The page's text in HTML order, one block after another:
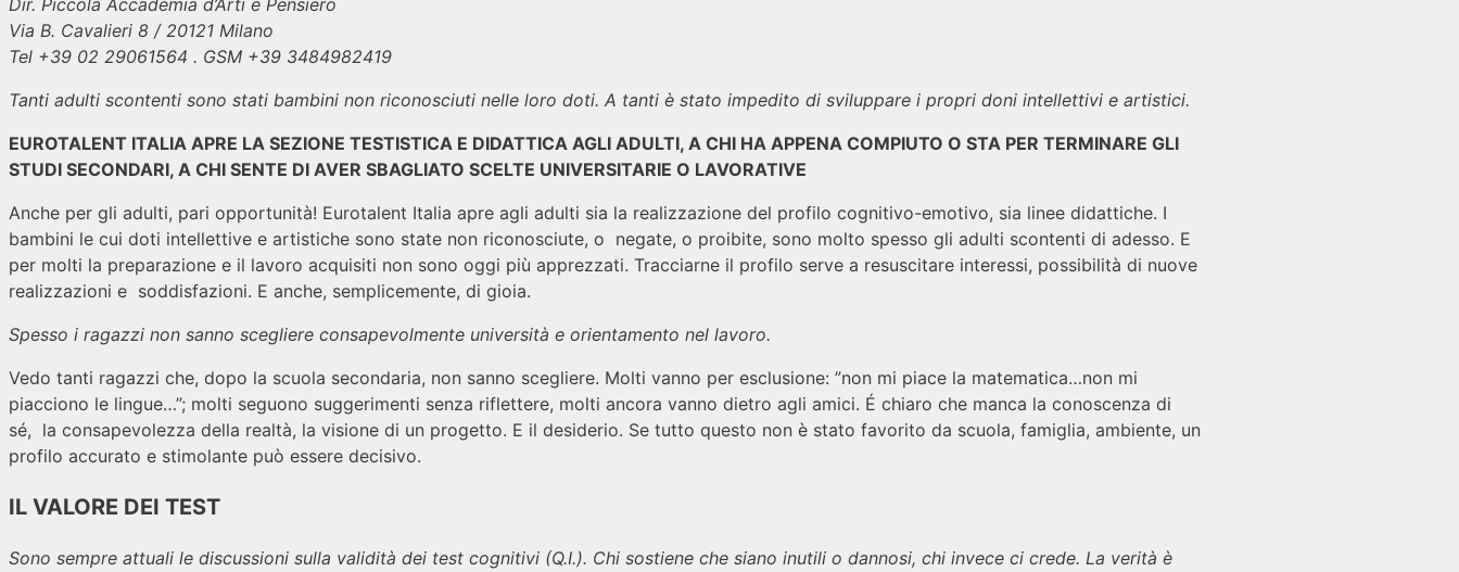
Dir. Piccola Accademia d’Arti e Pensiero
Via B. Cavalieri 8 / 20121 Milano
Tel +39 02 29061564 . GSM +39 3484982419
Tanti adulti scontenti sono stati bambini non riconosciuti nelle loro doti. A tanti è stato impedito di sviluppare i propri doni intellettivi e artistici.
EUROTALENT ITALIA APRE LA SEZIONE TESTISTICA E DIDATTICA AGLI ADULTI, A CHI HA APPENA COMPIUTO O STA PER TERMINARE GLI
STUDI SECONDARI, A CHI SENTE DI AVER SBAGLIATO SCELTE UNIVERSITARIE O LAVORATIVE
Anche per gli adulti, pari opportunità! Eurotalent Italia apre agli adulti sia la realizzazione del profilo cognitivo-emotivo, sia linee didattiche. I
bambini le cui doti intellettive e artistiche sono state non riconosciute, o negate, o proibite, sono molto spesso gli adulti scontenti di adesso. E
per molti la preparazione e il lavoro acquisiti non sono oggi più apprezzati. Tracciarne il profilo serve a resuscitare interessi, possibilità di nuove
realizzazioni e soddisfazioni. E anche, semplicemente, di gioia.
Spesso i ragazzi non sanno scegliere consapevolmente università e orientamento nel lavoro.
Vedo tanti ragazzi che, dopo la scuola secondaria, non sanno scegliere. Molti vanno per esclusione: ”non mi piace la matematica…non mi
piacciono le lingue…”; molti seguono suggerimenti senza riflettere, molti ancora vanno dietro agli amici. É chiaro che manca la conoscenza di
sé, la consapevolezza della realtà, la visione di un progetto. E il desiderio. Se tutto questo non è stato favorito da scuola, famiglia, ambiente, un
profilo accurato e stimolante può essere decisivo.
IL VALORE DEI TEST
Sono sempre attuali le discussioni sulla validità dei test cognitivi (Q.I.). Chi sostiene che siano inutili o dannosi, chi invece ci crede. La verità è